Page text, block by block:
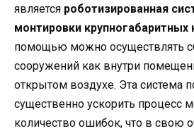
является роботизированная
монтировки крупногабаритных
помощью можно осуществлять
сооружений как внутри
открытом воздухе. Эта система
существенно ускорить процесс
количество ошибок, что в свою